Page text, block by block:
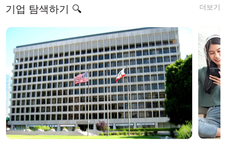
더보기
기업 탐색하기 🔍